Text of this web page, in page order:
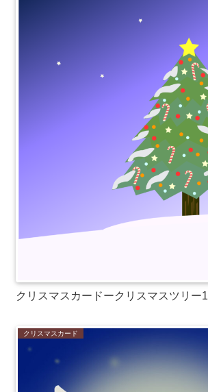
クリスマスカードークリスマスツリー1
クリスマスカード